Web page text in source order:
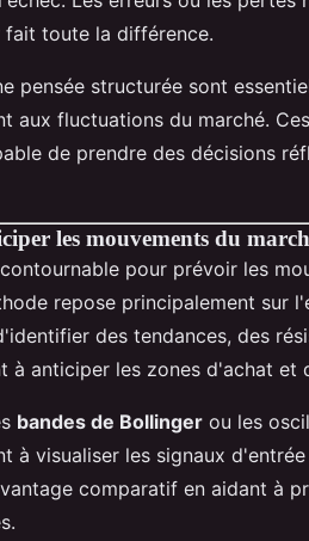
fait toute la différence.
pensée structurée sont
aux fluctuations du marché.
de prendre des décisions
les mouvements du
pour prévoir les
repose principalement sur
des tendances, des
à anticiper les zones d'achat et
bandes de Bollinger ou les
à visualiser les signaux
comparatif en aidant à